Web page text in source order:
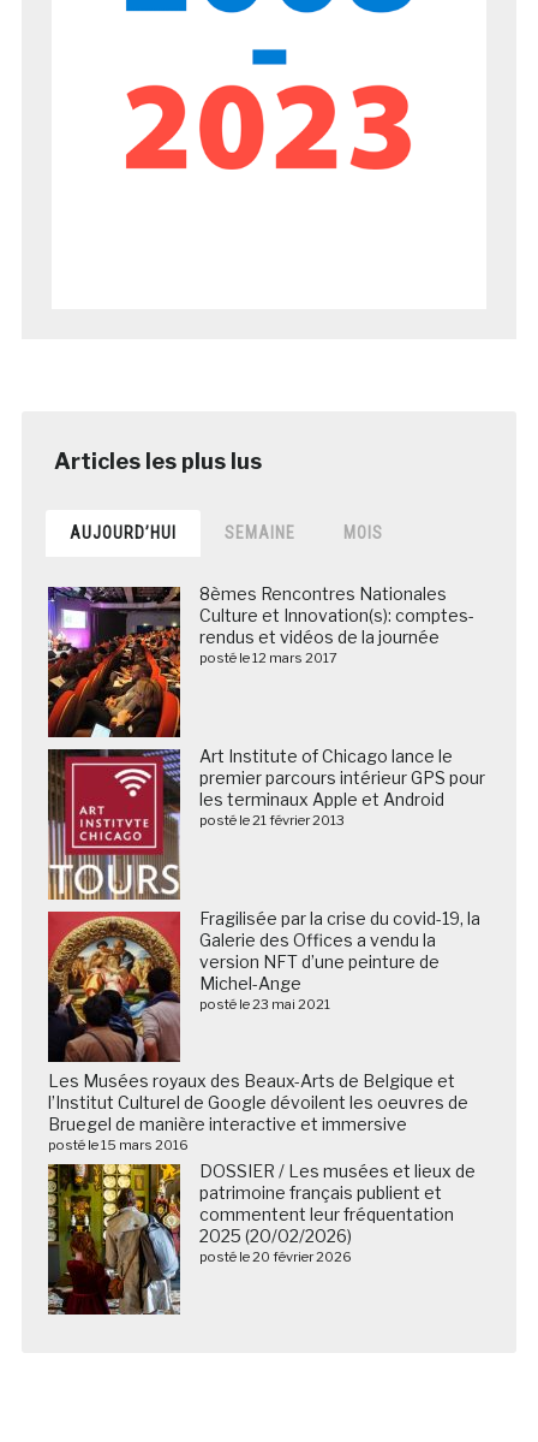
AUJOURD’HUI SEMAINE MOIS
8èmes Rencontres Nationales
Culture et Innovation(s): comptes-
rendus et vidéos de la journée
posté le 12 mars 2017
Art Institute of Chicago lance le
premier parcours intérieur GPS pour
les terminaux Apple et Android
posté le 21 février 2013
Fragilisée par la crise du covid-19, la
Galerie des Offices a vendu la
version NFT d’une peinture de
Michel-Ange
posté le 23 mai 2021
Les Musées royaux des Beaux-Arts de Belgique et
l’Institut Culturel de Google dévoilent les oeuvres de
Bruegel de manière interactive et immersive
posté le 15 mars 2016
DOSSIER / Les musées et lieux de
patrimoine français publient et
commentent leur fréquentation
2025 (20/02/2026)
posté le 20 février 2026